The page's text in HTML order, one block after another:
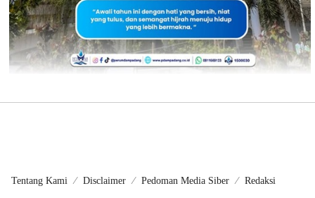
Tentang Kami Disclaimer Pedoman Media Siber Redaksi